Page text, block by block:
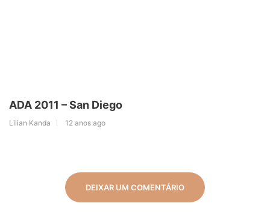
ADA 2011 – San Diego
Lilian Kanda 12 anos ago
DEIXAR UM COMENTÁRIO